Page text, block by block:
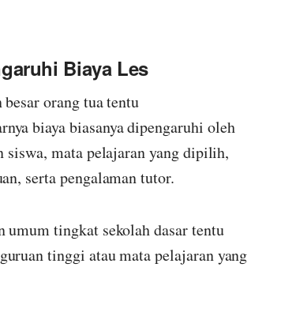
Biaya Les
orang tua tentu
biaya biasanya dipengaruhi oleh
siswa, mata pelajaran yang dipilih,
serta pengalaman tutor.
umum tingkat sekolah dasar tentu
tinggi atau mata pelajaran yang